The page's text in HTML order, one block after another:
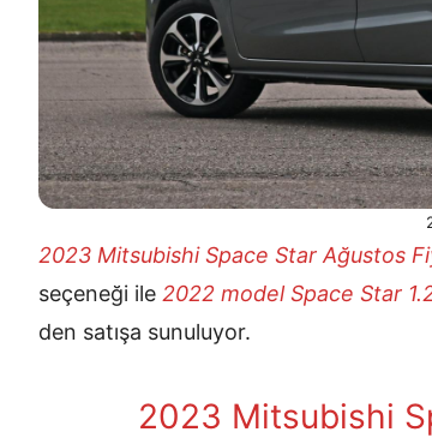
2023 Mitsubishi Space Star Ağustos
seçeneği ile 2022 model Space Star
den satışa sunuluyor.
2023 Mitsubishi